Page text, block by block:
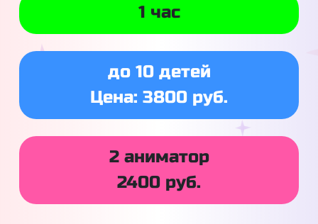
1 час
до 10 детей
Цена: 3800 руб.
2 аниматор
2400 руб.